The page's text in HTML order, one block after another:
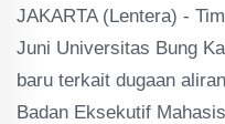
JAKARTA (Lentera) -
Juni Universitas Bung
baru terkait dugaan
Badan Eksekutif